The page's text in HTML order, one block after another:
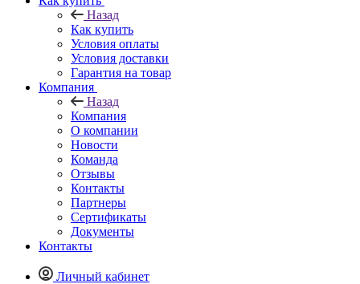
Назад
Как купить
Условия оплаты
Условия доставки
Гарантия на товар
Компания
Назад
Компания
О компании
Новости
Команда
Отзывы
Контакты
Партнеры
Сертификаты
Документы
Контакты
Личный кабинет